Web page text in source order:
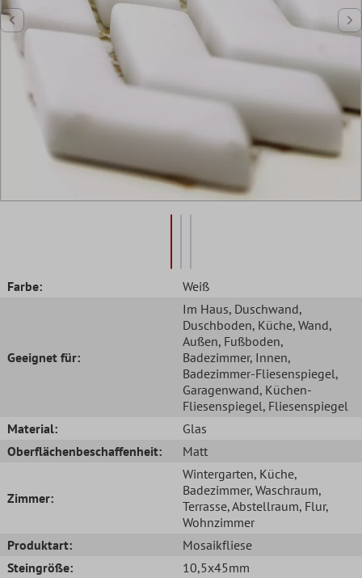
Farbe: Weiß
Geeignet für:
Im Haus, Duschwand,
Duschboden, Küche, Wand,
Außen, Fußboden,
Badezimmer, Innen,
Badezimmer-Fliesenspiegel,
Garagenwand, Küchen-
Fliesenspiegel, Fliesenspiegel
Material:
Glas
Oberflächenbeschaffenheit:
Matt
Zimmer:
Wintergarten, Küche,
Badezimmer, Waschraum,
Terrasse, Abstellraum, Flur,
Wohnzimmer
Produktart:
Mosaikfliese
Steingröße:
10,5x45mm